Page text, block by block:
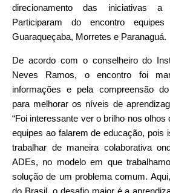
direcionamento das iniciativas a
Participaram do encontro
Guaraqueçaba, Morretes e Paranaguá.
De acordo com o conselheiro do
Neves Ramos, o encontro foi
informações e pela compreensão
para melhorar os níveis de
“Foi interessante ver o brilho nos
equipes ao falarem de educação, pois
trabalhar de maneira colaborativa
ADEs, no modelo em que
solução de um problema comum.